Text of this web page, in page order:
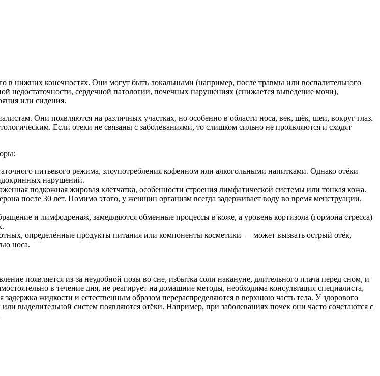
в нижних конечностях. Они могут быть локальными (например, после травмы или воспалительного
недостаточности, сердечной патологии, почечных нарушениях (снижается выведение мочи),
или сидения.
Они появляются на различных участках, но особенно в области носа, век, щёк, шеи, вокруг глаз.
Если отеки не связаны с заболеваниями, то слишком сильно не проявляются и сходят
питьевого режима, злоупотребления кофеином или алкогольными напитками. Однако отёки
нарушений.
подкожная жировая клетчатка, особенности строения лимфатической системы или тонкая кожа.
после 30 лет. Помимо этого, у женщин организм всегда задерживает воду во время менструации,
и лимфодренаж, замедляются обменные процессы в коже, а уровень кортизола (гормона стресса)
определённые продукты питания или компоненты косметики — может вызвать острый отёк,
носа.
появляется из-за неудобной позы во сне, избытка соли накануне, длительного плача перед сном, и
в течение дня, не реагирует на домашние методы, необходима консультация специалиста,
жидкости и естественным образом перераспределяются в верхнюю часть тела. У здорового
выделительной систем появляются отёки. Например, при заболеваниях почек они часто сочетаются с